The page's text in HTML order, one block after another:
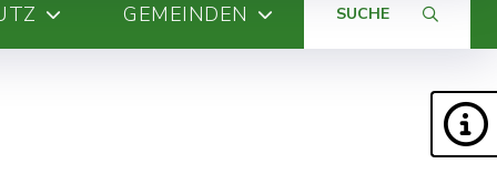
GEMEINDEN SUCHE